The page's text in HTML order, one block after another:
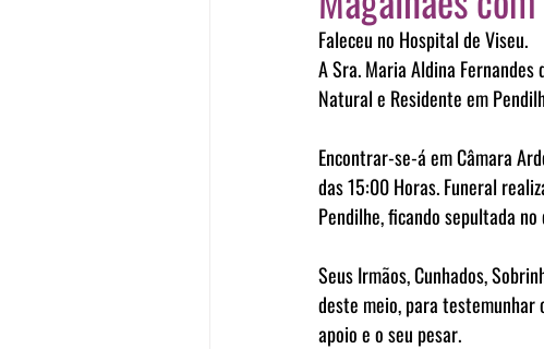
Faleceu no Hospital de Viseu.
A Sra. Maria Aldina
Natural e Residente em
Encontrar-se-á em Câmara
das 15:00 Horas. Funeral
Pendilhe, ficando sepultada
Seus Irmãos, Cunhados,
deste meio, para testemunhar
apoio e o seu pesar.